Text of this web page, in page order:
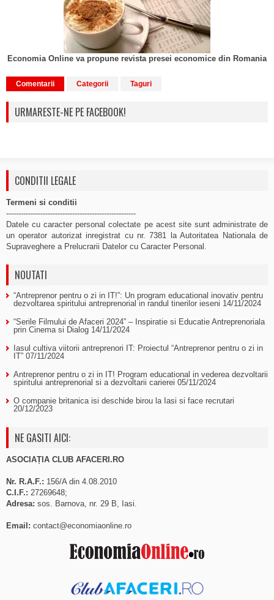
Economia Online va propune revista presei economice din Romania
Comentarii Categorii Taguri
URMARESTE-NE PE FACEBOOK!
CONDITII LEGALE
Termeni si conditii
-----------------------------------------------------
Datele cu caracter personal colectate pe acest site sunt administrate de
un operator autorizat inregistrat cu nr. 7381 la Autoritatea Nationala de
Supraveghere a Prelucrarii Datelor cu Caracter Personal.
NOUTATI
“Antreprenor pentru o zi in IT!”: Un program educational inovativ pentru
dezvoltarea spiritului antreprenorial in randul tinerilor ieseni 14/11/2024
“Serile Filmului de Afaceri 2024” – Inspiratie si Educatie Antreprenoriala
prin Cinema si Dialog 14/11/2024
Iasul cultiva viitorii antreprenori IT: Proiectul “Antreprenor pentru o zi in
IT” 07/11/2024
Antreprenor pentru o zi in IT! Program educational in vederea dezvoltarii
spiritului antreprenorial si a dezvoltarii carierei 05/11/2024
O companie britanica isi deschide birou la Iasi si face recrutari
20/12/2023
NE GASITI AICI:
ASOCIAȚIA CLUB AFACERI.RO
Nr. R.A.F.: 156/A din 4.08.2010
C.I.F.: 27269648;
Adresa: sos. Barnova, nr. 29 B, Iasi.
Email: contact@economiaonline.ro